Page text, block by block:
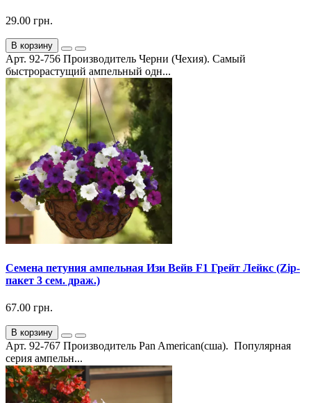
29.00 грн.
В корзину
Арт. 92-756 Производитель Черни (Чехия). Самый
быстрорастущий ампельный одн...
Семена петуния ампельная Изи Вейв F1 Грейт Лейкс (Zip-
пакет 3 сем. драж.)
67.00 грн.
В корзину
Арт. 92-767 Производитель Pan American(сша). Популярная
серия ампельн...